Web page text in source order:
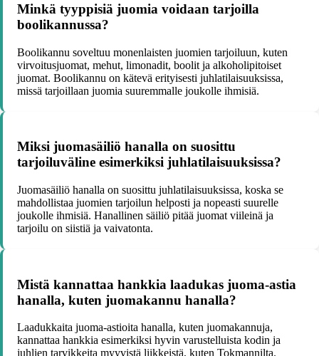
Minkä tyyppisiä juomia voidaan tarjoilla
boolikannussa?
Boolikannu soveltuu monenlaisten juomien tarjoiluun, kuten
virvoitusjuomat, mehut, limonadit, boolit ja alkoholipitoiset
juomat. Boolikannu on kätevä erityisesti juhlatilaisuuksissa,
missä tarjoillaan juomia suuremmalle joukolle ihmisiä.
Miksi juomasäiliö hanalla on suosittu
tarjoiluväline esimerkiksi juhlatilaisuuksissa?
Juomasäiliö hanalla on suosittu juhlatilaisuuksissa, koska se
mahdollistaa juomien tarjoilun helposti ja nopeasti suurelle
joukolle ihmisiä. Hanallinen säiliö pitää juomat viileinä ja
tarjoilu on siistiä ja vaivatonta.
Mistä kannattaa hankkia laadukas juoma-astia
hanalla, kuten juomakannu hanalla?
Laadukkaita juoma-astioita hanalla, kuten juomakannuja,
kannattaa hankkia esimerkiksi hyvin varustelluista kodin ja
juhlien tarvikkeita myyvistä liikkeistä, kuten Tokmannilta.